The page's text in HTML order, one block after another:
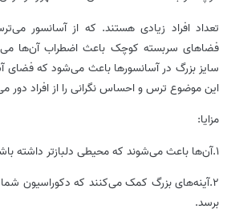
تعداد افراد زیادی هستند. که از آسانسور
فضاهای سربسته کوچک باعث اضطراب آن‌ها
سایز بزرگ در آسانسورها باعث می‌شود که فضای
این موضوع ترس و احساس نگرانی را از افراد دور
مزایا:
1.آن‌ها باعث می‌شوند که محیطی دلبازتر داشته باشید.
2.آینه‌های بزرگ کمک می‌کنند که دکوراسیون
برسد.